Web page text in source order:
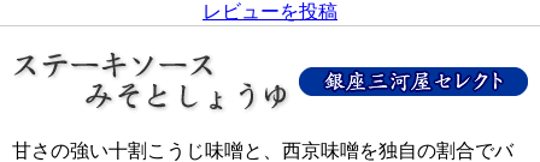
レビューを投稿
甘さの強い十割こうじ味噌と、西京味噌を独自の割合でバ